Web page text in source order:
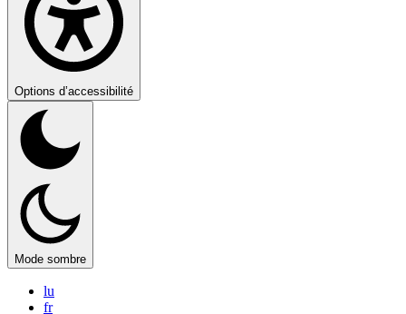
Options d’accessibilité
Mode sombre
lu
fr